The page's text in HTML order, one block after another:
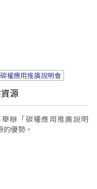
碳權應用推廣說明會
源
辦「碳權應用推廣說明
優勢。